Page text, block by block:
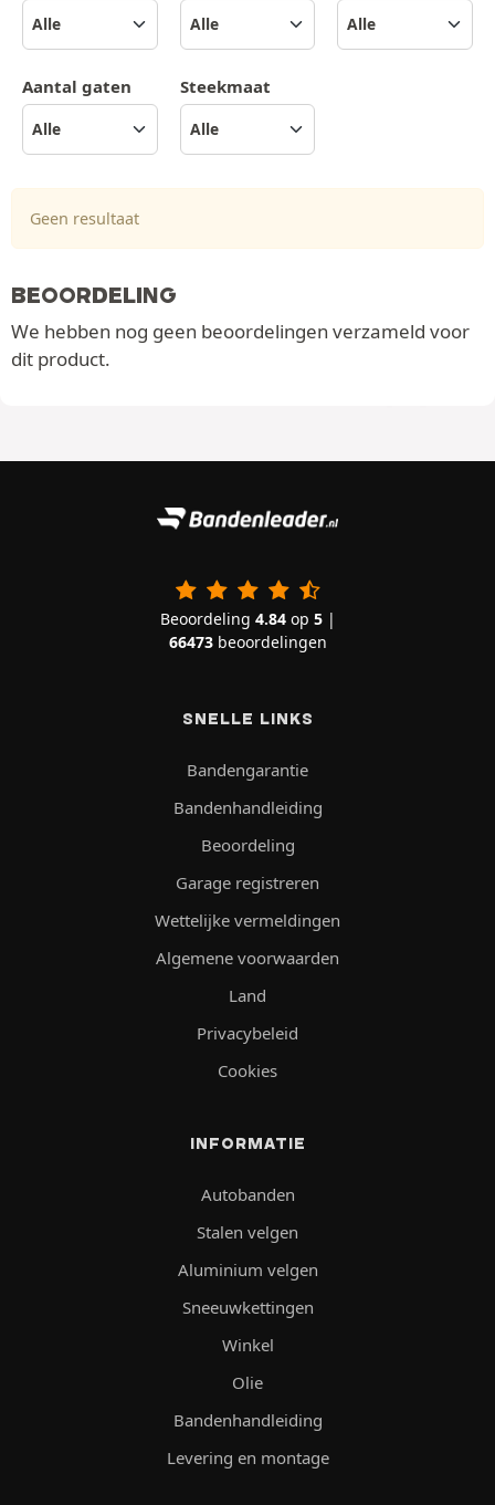
Aantal gaten Steekmaat
Geen resultaat
BEOORDELING
We hebben nog geen beoordelingen verzameld voor
dit product.
Beoordeling 4.84op 5|
66473beoordelingen
SNELLE LINKS
Bandengarantie
Bandenhandleiding
Beoordeling
Garage registreren
Wettelijke vermeldingen
Algemene voorwaarden
Land
Privacybeleid
Cookies
INFORMATIE
Autobanden
Stalen velgen
Aluminium velgen
Sneeuwkettingen
Winkel
Olie
Bandenhandleiding
Levering en montage